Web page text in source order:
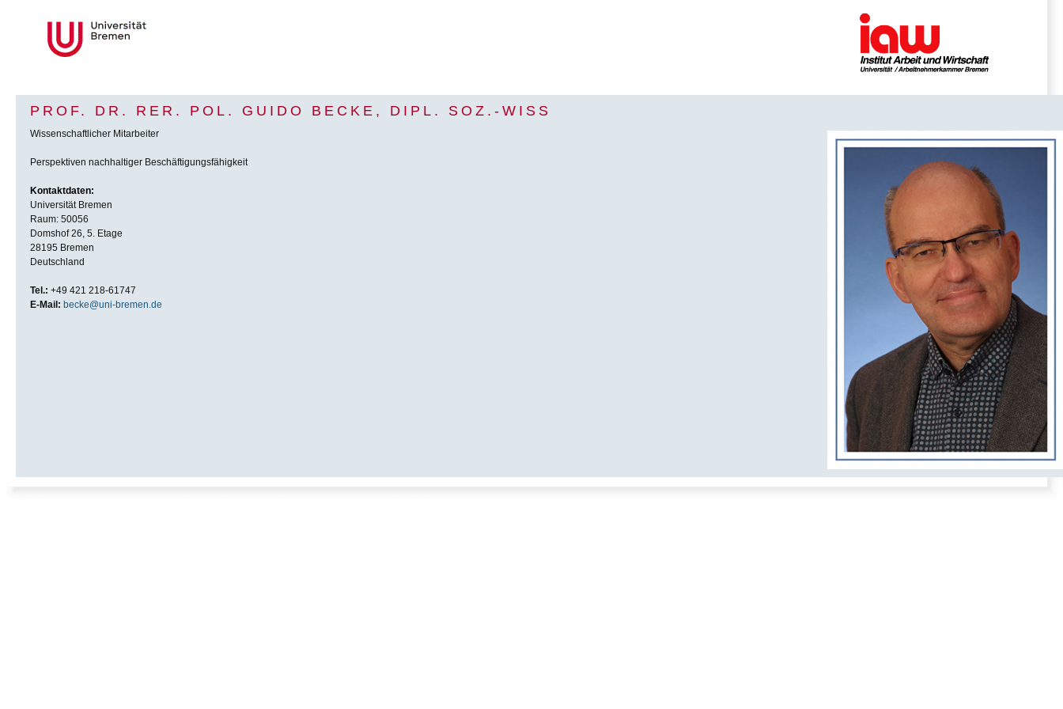
PROF. DR. RER. POL. GUIDO BECKE, DIPL. SOZ.-WISS
Wissenschaftlicher Mitarbeiter
Perspektiven nachhaltiger Beschäftigungsfähigkeit
Kontaktdaten:
Universität Bremen
Raum: 50056
Domshof 26, 5. Etage
28195 Bremen
Deutschland
Tel.: +49 421 218-61747
E-Mail: becke@uni-bremen.de